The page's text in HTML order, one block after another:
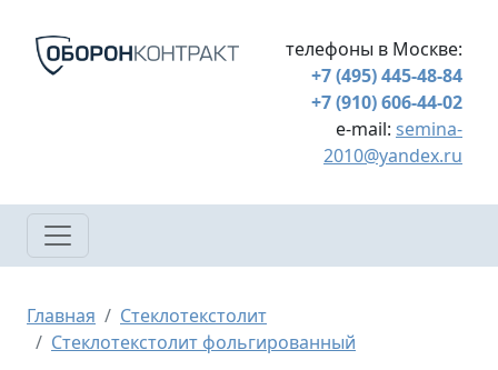
телефоны в Москве:
+7 (495) 445-48-84
+7 (910) 606-44-02
e-mail: semina-
2010@yandex.ru
Строка навигации
Главная
Стеклотекстолит
Стеклотекстолит фольгированный